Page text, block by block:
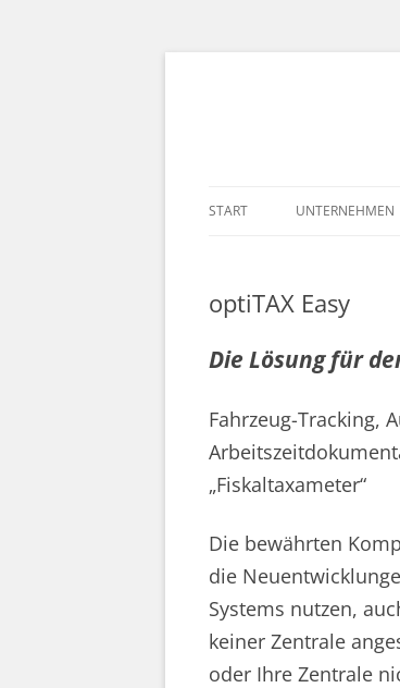
START UNTERNEHMEN
optiTAX Easy
Die Lösung für
Fahrzeug-Tracking,
„Fiskaltaxameter“
Die bewährten
die
Systems nutzen,
keiner Zentrale
oder Ihre Zentrale